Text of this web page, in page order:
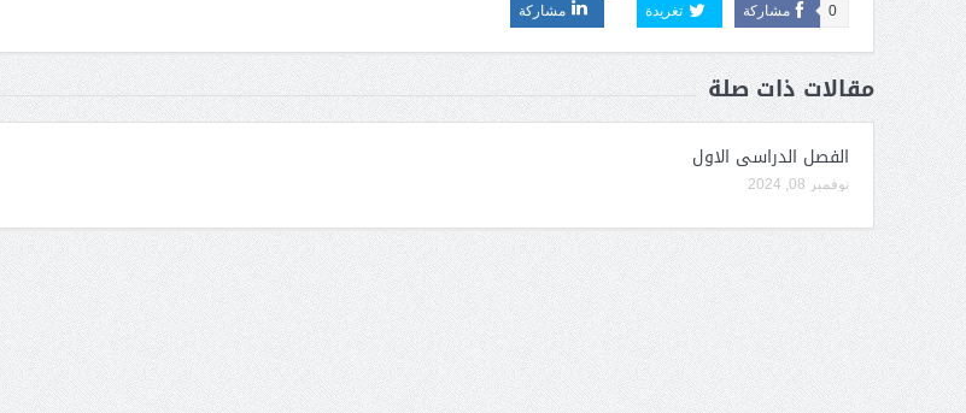
مشاركة 0 تغريدة مشاركة
مقالات ذات صلة
الفصل الدراسى الاول
نوفمبر 08, 2024